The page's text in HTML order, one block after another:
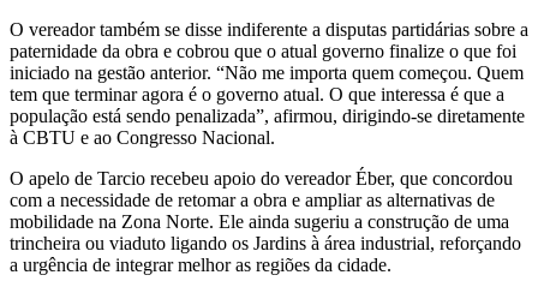
O vereador também se disse indiferente a disputas partidárias sobre a
paternidade da obra e cobrou que o atual governo finalize o que foi
iniciado na gestão anterior. “Não me importa quem começou. Quem
tem que terminar agora é o governo atual. O que interessa é que a
população está sendo penalizada”, afirmou, dirigindo-se diretamente
à CBTU e ao Congresso Nacional.
O apelo de Tarcio recebeu apoio do vereador Éber, que concordou
com a necessidade de retomar a obra e ampliar as alternativas de
mobilidade na Zona Norte. Ele ainda sugeriu a construção de uma
trincheira ou viaduto ligando os Jardins à área industrial, reforçando
a urgência de integrar melhor as regiões da cidade.